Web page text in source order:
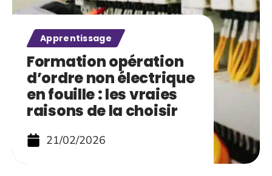
Apprentissage
Formation opération
d’ordre non électrique
en fouille : les vraies
raisons de la choisir
21/02/2026